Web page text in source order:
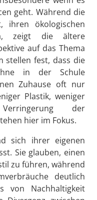
geht. Während die
ihren ökologischen
zeigt die ältere
auf das Thema
stellen fest, dass die
in der Schule
Zuhause oft nur
Plastik, weniger
der
hier im Fokus.
sich ihrer eigenen
Sie glauben, einen
zu führen, während
deutlich
von Nachhaltigkeit